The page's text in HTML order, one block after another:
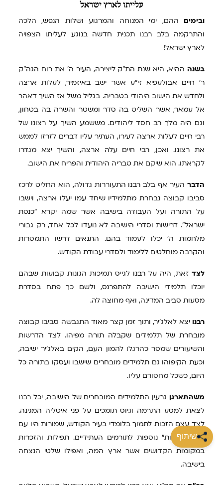
שיתוף
עלייתו לארץ ישראל
ובימים ההם, ימי המנוחה והמרגוע ושלות הנפש, הלכה
והתרקמה בלב רבנו תכנית חדשה בנוגע לעליתו הצפויה
לארץ ישראל!
בשנה ההיא, היא שנת הת"ק ליצירה, העיר ה' את רוח הגה"ק
ר' חיים אבולעפיא זי"ע אשר ישב באיזמיר, לעלות ארצה
ולחדש את הישוב היהודי בטבריה. בגליל משל אז השיך דאהר
אל עמאר, אשר השליט בה סדר ומשטר והשרה בה בטחון,
וגם היה מלך רב חסד ליהודים. מששמע השיך על רצונו של
רבי חיים לעלות ארצה לעירו, העתיר עליו דברים לזרזו לממש
את רצונו. ואכן, רבי חיים עלה ארצה, והשיך יצא מגדרו
לקראתו. הוא שיקם את טבריה היהודית והפריח את הישוב.
הדבר העיר אף בלב רבנו התעוררות גדולה, הוא החליט לרכז
סביבו קבוצה נבחרת מתלמידיו שיחד עמו יעלו ארצה, וישבו
על התורה ועל העבודה בישיבה אשר שמה יקרא "כנסת
ישראל". דרישות וסדרי הישיבה לא נועדו לכל אחד, רק גבורי
מלחמות ה' יכלו לעמוד בהם. התנאים דרשו התמסרות
והקרבה מוחלטים ללימוד ולסדרי עבודת הקודש.
לצד זאת, היה על רבנו לגייס תמיכות הגונות קבועות שבהם
יוכלו תלמידי הישיבה להתפרנס, ולשם כך פתח בסדרת
מסעות סביב המדינה, ואף מחוצה לה.
רבנו יצא לאלג'יר, ותוך זמן קצר מאוד התגבשה סביבו קבוצה
מובחרת של תלמידים שקבלה תורה מפיהו. לצד הדרשות
והשיעורים שמסר כהרגלו להמון העם, הקים באלג'יר ישיבה,
וכעת הקיפוהו גם תלמידים מובחרים שישבו ועסקו בתורה כל
היום, כשכל מחסורם עליו.
משהתארגן גרעין התלמידים המובחרים של הישיבה, יכל רבנו
לצאת למסע התרמה וגיוס תומכים על פני איטליה המגינה.
לצד עצם הזכות לתמוך בלומדי בעיר הקודש, שמורות היו עם
רבנו "הטבות" נוספות לתורמים העתידיים. תפילות והזכרות
במקומות הקדושים אשר ארץ המה, ואפילו שלטי הנצחה
בישיבה.